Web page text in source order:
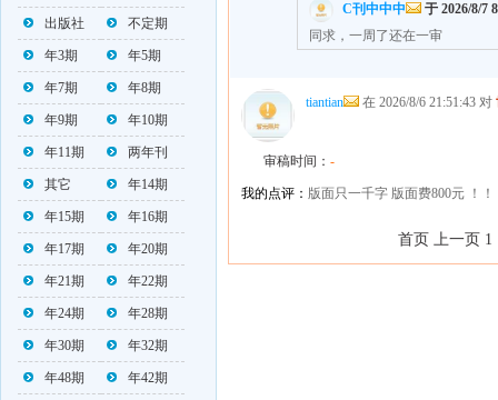
出版社 不定期
年3期 年5期
年7期 年8期
年9期 年10期
年11期 两年刊
其它 年14期
年15期 年16期
年17期 年20期
年21期 年22期
年24期 年28期
年30期 年32期
年48期 年42期
C刊中中中
于 2026/8/7
同求，一周了还在一审
tiantian 在 2026/8/6 21:51:43 对
审稿时间： -
我的点评： 版面只一千字 版面费800元 ！！
首页 上一页 1